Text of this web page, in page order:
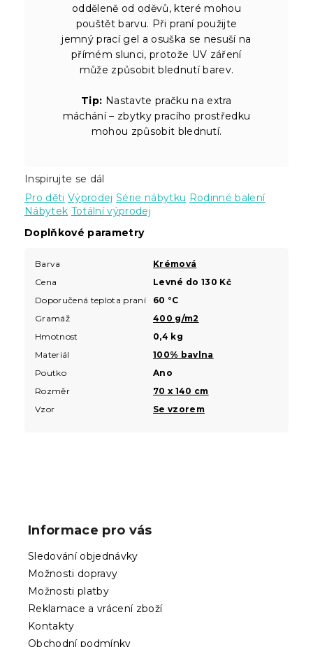
odděleně od oděvů, které mohou
pouštět barvu. Při praní použijte
jemný prací gel a osuška se nesuší na
přímém slunci, protože UV záření
může způsobit blednutí barev.
Tip: Nastavte pračku na extra
máchání – zbytky pracího prostředku
mohou způsobit blednutí.
Inspirujte se dál
Pro děti Výprodej Série nábytku Rodinné balení
Nábytek Totální výprodej
Doplňkové parametry
Barva
Krémová
Cena
Levné do 130 Kč
Doporučená teplota praní
60 °C
Gramáž
400 g/m2
Hmotnost
0,4 kg
Materiál
100% bavlna
Poutko
Ano
Rozměr
70 x 140 cm
Vzor
Se vzorem
Informace pro vás
Sledování objednávky
Možnosti dopravy
Možnosti platby
Reklamace a vrácení zboží
Kontakty
Obchodní podmínky